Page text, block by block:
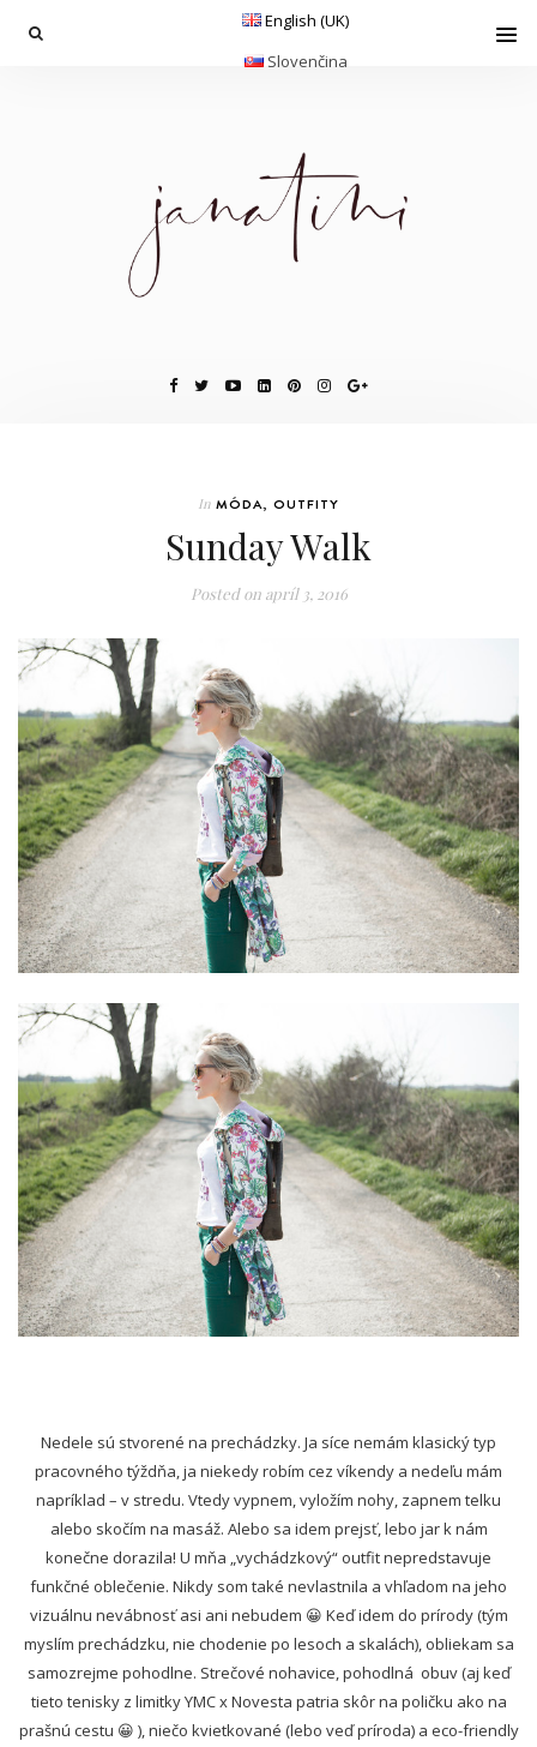
English (UK)
Slovenčina
In MÓDA, OUTFITY
Sunday Walk
Posted onapríl 3, 2016
Nedele sú stvorené na prechádzky. Ja síce nemám klasický typ
pracovného týždňa, ja niekedy robím cez víkendy a nedeľu mám
napríklad – v stredu. Vtedy vypnem, vyložím nohy, zapnem telku
alebo skočím na masáž. Alebo sa idem prejsť, lebo jar k nám
konečne dorazila! U mňa „vychádzkový“ outfit nepredstavuje
funkčné oblečenie. Nikdy som také nevlastnila a vhľadom na jeho
vizuálnu nevábnosť asi ani nebudem 😀 Keď idem do prírody (tým
myslím prechádzku, nie chodenie po lesoch a skalách), obliekam sa
samozrejme pohodlne. Strečové nohavice, pohodlná obuv (aj keď
tieto tenisky z limitky YMC x Novesta patria skôr na poličku ako na
prašnú cestu 😀 ), niečo kvietkované (lebo veď príroda) a eco-friendly